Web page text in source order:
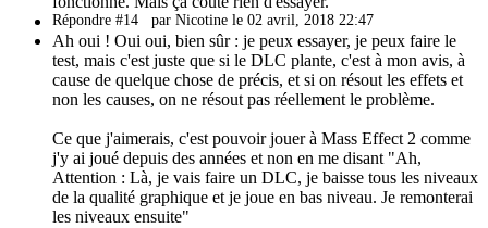
Répondre #14 par Nicotine le 02 avril, 2018 22:47
Ah oui ! Oui oui, bien sûr : je peux essayer, je peux faire le
test, mais c'est juste que si le DLC plante, c'est à mon avis, à
cause de quelque chose de précis, et si on résout les effets et
non les causes, on ne résout pas réellement le problème.
Ce que j'aimerais, c'est pouvoir jouer à Mass Effect 2 comme
j'y ai joué depuis des années et non en me disant "Ah,
Attention : Là, je vais faire un DLC, je baisse tous les niveaux
de la qualité graphique et je joue en bas niveau. Je remonterai
les niveaux ensuite"